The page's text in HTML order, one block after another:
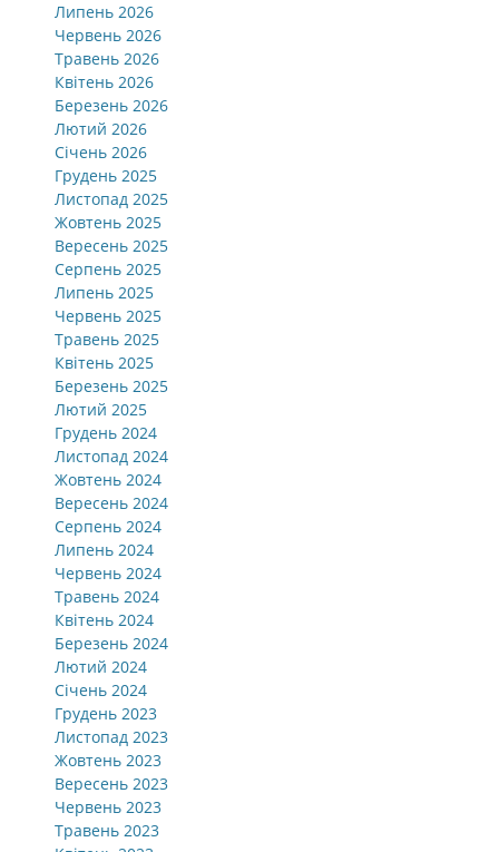
Липень 2026
Червень 2026
Травень 2026
Квітень 2026
Березень 2026
Лютий 2026
Січень 2026
Грудень 2025
Листопад 2025
Жовтень 2025
Вересень 2025
Серпень 2025
Липень 2025
Червень 2025
Травень 2025
Квітень 2025
Березень 2025
Лютий 2025
Грудень 2024
Листопад 2024
Жовтень 2024
Вересень 2024
Серпень 2024
Липень 2024
Червень 2024
Травень 2024
Квітень 2024
Березень 2024
Лютий 2024
Січень 2024
Грудень 2023
Листопад 2023
Жовтень 2023
Вересень 2023
Червень 2023
Травень 2023